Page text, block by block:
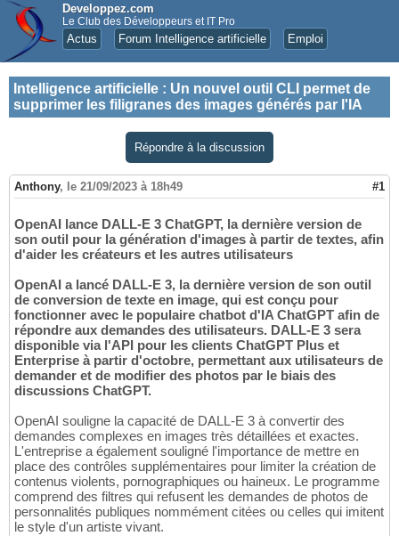
Developpez.com
Le Club des Développeurs et IT Pro
Actus Forum Intelligence artificielle Emploi
Intelligence artificielle : Un nouvel outil CLI permet de
supprimer les filigranes des images générés par l'IA
Répondre à la discussion
Anthony, le 21/09/2023 à 18h49 #1
OpenAI lance DALL-E 3 ChatGPT, la dernière version de
son outil pour la génération d'images à partir de textes, afin
d'aider les créateurs et les autres utilisateurs
OpenAI a lancé DALL-E 3, la dernière version de son outil
de conversion de texte en image, qui est conçu pour
fonctionner avec le populaire chatbot d'IA ChatGPT afin de
répondre aux demandes des utilisateurs. DALL-E 3 sera
disponible via l'API pour les clients ChatGPT Plus et
Enterprise à partir d'octobre, permettant aux utilisateurs de
demander et de modifier des photos par le biais des
discussions ChatGPT.
OpenAI souligne la capacité de DALL-E 3 à convertir des
demandes complexes en images très détaillées et exactes.
L'entreprise a également souligné l'importance de mettre en
place des contrôles supplémentaires pour limiter la création de
contenus violents, pornographiques ou haineux. Le programme
comprend des filtres qui refusent les demandes de photos de
personnalités publiques nommément citées ou celles qui imitent
le style d'un artiste vivant.